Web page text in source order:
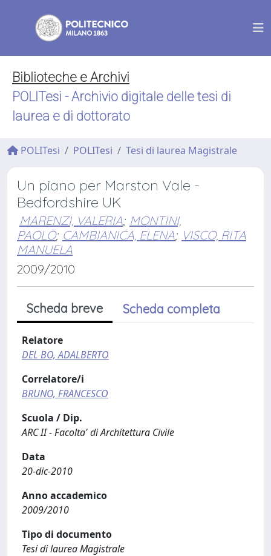
Biblioteche e Archivi
POLITesi - Archivio digitale delle tesi di
laurea e di dottorato
POLITesi POLITesi Tesi di laurea Magistrale
Un piano per Marston Vale -
Bedfordshire UK
MARENZI, VALERIA; MONTINI,
PAOLO; CAMBIANICA, ELENA; VISCO, RITA
MANUELA
2009/2010
Scheda breve Scheda completa
Relatore
DEL BO, ADALBERTO
Correlatore/i
BRUNO, FRANCESCO
Scuola / Dip.
ARC II - Facolta' di Architettura Civile
Data
20-dic-2010
Anno accademico
2009/2010
Tipo di documento
Tesi di laurea Magistrale